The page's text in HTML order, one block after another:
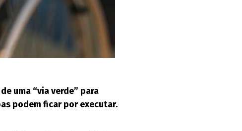
uma “via verde” para
podem ficar por executar.